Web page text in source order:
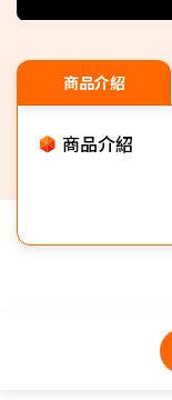
商品介紹
商品介紹